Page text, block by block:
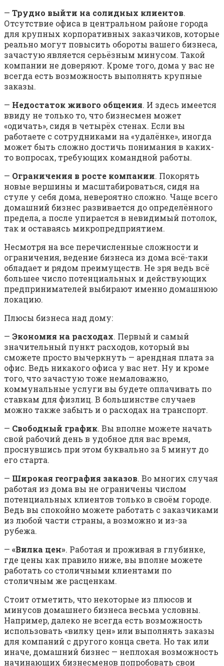
— Трудно выйти на солидных клиентов.
Отсутствие офиса в центральном районе города
для крупных корпоративных заказчиков, которые
реально могут повысить обороты вашего бизнеса,
зачастую является серьёзным минусом. Такой
компании не доверяют. Кроме того, дома у вас не
всегда есть возможность выполнять крупные
заказы.
— Недостаток живого общения. И здесь имеется
ввиду не только то, что бизнесмен может
«одичать», сидя в четырёх стенах. Если вы
работаете с сотрудниками на «удалёнке», иногда
может быть сложно достичь понимания в каких-
то вопросах, требующих командной работы.
— Ограничения в росте компании. Покорять
новые вершины и масштабироваться, сидя на
стуле у себя дома, невероятно сложно. Чаще всего
домашний бизнес развивается до определённого
предела, а после упирается в невидимый потолок,
так и оставаясь микропредприятием.
Несмотря на все перечисленные сложности и
ограничения, ведение бизнеса из дома всё-таки
обладает и рядом преимуществ. Не зря ведь всё
большее число потенциальных и действующих
предпринимателей выбирают именно домашнюю
локацию.
Плюсы бизнеса над дому:
— Экономия на расходах. Первый и самый
значительный пункт расходов, который вы
сможете просто вычеркнуть — арендная плата за
офис. Ведь никакого офиса у вас нет. Ну и кроме
того, что зачастую тоже немаловажно,
коммунальные услуги вы будете оплачивать по
ставкам для физлиц. В большинстве случаев
можно также забыть и о расходах на транспорт.
— Свободный график. Вы вполне можете начать
свой рабочий день в удобное для вас время,
проснувшись при этом буквально за 5 минут до
его старта.
— Широкая география заказов. Во многих случая
работая из дома вы не ограничены числом
потенциальных клиентов только в своём городе.
Ведь вы спокойно можете работать с заказчиками
из любой части страны, а возможно и из-за
рубежа.
— «Вилка цен». Работая и проживая в глубинке,
где цены как правило ниже, вы вполне можете
работать со столичными клиентами по
столичным же расценкам.
Стоит отметить, что некоторые из плюсов и
минусов домашнего бизнеса весьма условны.
Например, далеко не всегда есть возможность
использовать «вилку цен» или выполнять заказы
для компаний с другого конца света. Но так или
иначе, домашний бизнес — неплохая возможность
начинающих бизнесменов попробовать свои